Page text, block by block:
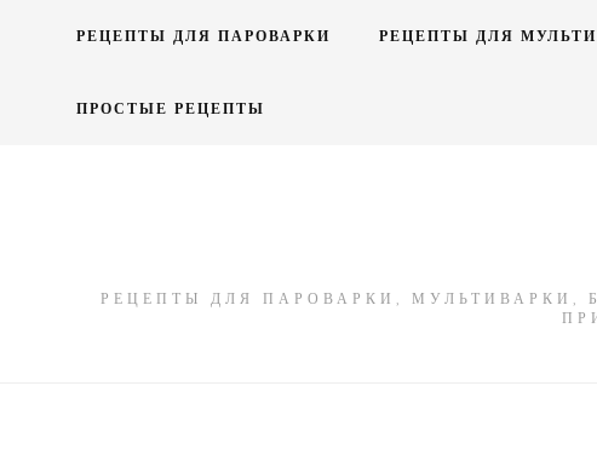
РЕЦЕПТЫ ДЛЯ ПАРОВАРКИ РЕЦЕПТЫ ДЛЯ
ПРОСТЫЕ РЕЦЕПТЫ
РЕЦЕПТЫ ДЛЯ ПАРОВАРКИ,